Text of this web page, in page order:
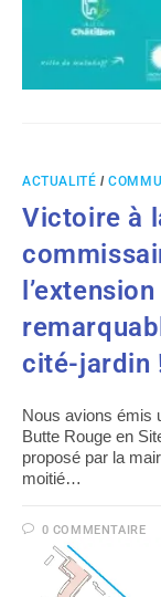
ACTUALITÉ /
Victoire à
cité-jardin
Nous avions émis
Butte Rouge en
proposé par la
moitié…
0 COMMENTAIRE